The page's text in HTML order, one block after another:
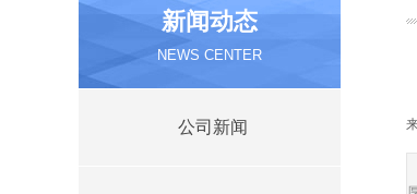
NEWS CENTER
新闻动态
PRODUCT CENTER
产品中心
公司新闻